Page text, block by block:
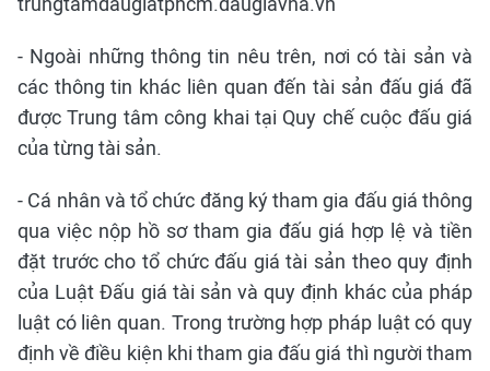
- Ngoài những thông tin nêu trên, nơi có tài sản và
các thông tin khác liên quan đến tài sản đấu giá đã
được Trung tâm công khai tại Quy chế cuộc đấu giá
của từng tài sản.
- Cá nhân và tổ chức đăng ký tham gia đấu giá thông
qua việc nộp hồ sơ tham gia đấu giá hợp lệ và tiền
đặt trước cho tổ chức đấu giá tài sản theo quy định
của Luật Đấu giá tài sản và quy định khác của pháp
luật có liên quan. Trong trường hợp pháp luật có quy
định về điều kiện khi tham gia đấu giá thì người tham